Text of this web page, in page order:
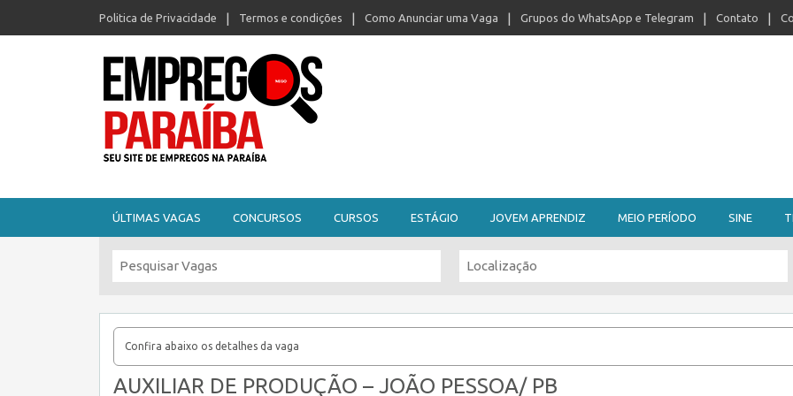
Politica de Privacidade Termos e condições Como Anunciar uma Vaga Grupos do WhatsApp e Telegram Contato
ÚLTIMAS VAGAS CONCURSOS CURSOS ESTÁGIO JOVEM APRENDIZ MEIO PERÍODO SINE
Confira abaixo os detalhes da vaga
AUXILIAR DE PRODUÇÃO – JOÃO PESSOA/ PB